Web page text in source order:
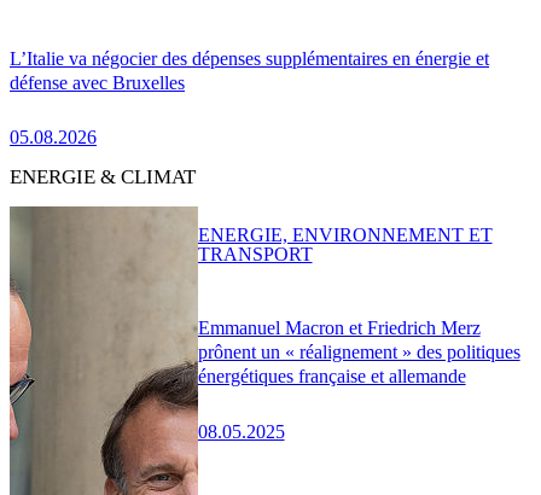
L’Italie va négocier des dépenses supplémentaires en énergie et
défense avec Bruxelles
05.08.2026
ENERGIE & CLIMAT
Emmanuel Macron et Friedrich Merz
prônent un « réalignement » des politiques
énergétiques française et allemande
08.05.2025
ENERGIE, ENVIRONNEMENT ET
TRANSPORT